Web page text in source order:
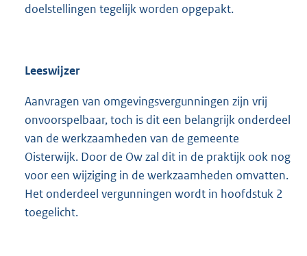
doelstellingen tegelijk worden opgepakt.
Leeswijzer
Aanvragen van omgevingsvergunningen zijn vrij
onvoorspelbaar, toch is dit een belangrijk onderdeel
van de werkzaamheden van de gemeente
Oisterwijk. Door de Ow zal dit in de praktijk ook nog
voor een wijziging in de werkzaamheden omvatten.
Het onderdeel vergunningen wordt in hoofdstuk 2
toegelicht.